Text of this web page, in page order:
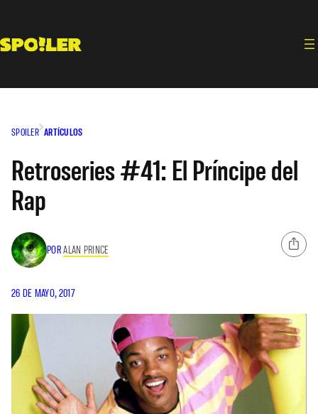
contenido
SPOILER ARTÍCULOS
Retroseries #41: El Príncipe del
Rap
PORALAN PRINCE
26 DE MAYO, 2017